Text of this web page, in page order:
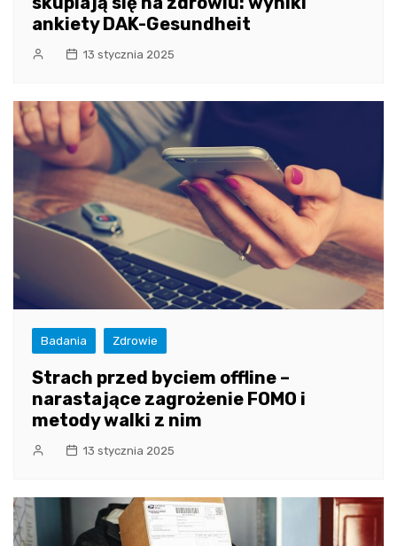
ankiety DAK-Gesundheit
13 stycznia 2025
Badania Zdrowie
Strach przed byciem offline –
narastające zagrożenie FOMO i
metody walki z nim
13 stycznia 2025